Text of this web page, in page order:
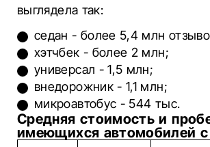
выглядела так:
седан - более 5,4 млн
хэтчбек - более 2 млн;
универсал - 1,5 млн;
внедорожник - 1,1 млн;
микроавтобус - 544 тыс.
Средняя стоимость и
имеющихся автомобилей с